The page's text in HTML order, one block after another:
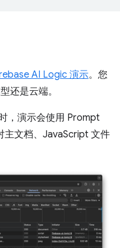
AI Logic 演示。您
还是云端。
，演示会使用 Prompt
主文档、JavaScript 文件